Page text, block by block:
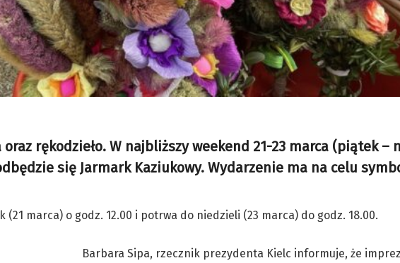
rękodzieło. W najbliższy weekend 21-23 marca (piątek –
się Jarmark Kaziukowy. Wydarzenie ma na celu
marca) o godz. 12.00 i potrwa do niedzieli (23 marca) do godz. 18.00.
Barbara Sipa, rzecznik prezydenta Kielc informuje, że